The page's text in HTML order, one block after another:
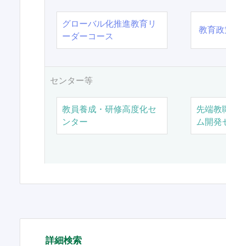
グローバル化推進教育リ
ーダーコース
教育
センター等
教員養成・研修高度化セ
ンター
先端教
ム開発
詳細検索